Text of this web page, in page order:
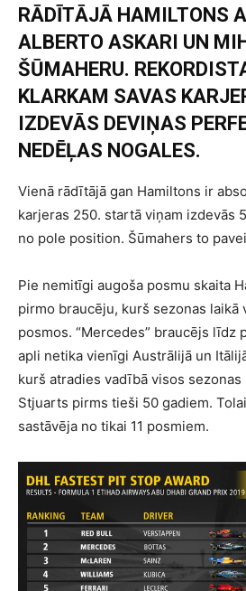
RĀDĪTĀJĀ HAMILTONS
ALBERTO ASKARI UN
ŠŪMAHERU.
KLARKAM SAVAS
IZDEVĀS DEVIŅAS
NEDĒĻAS NOGALES.
Vienā rādītājā gan Hamiltons ir
karjeras 250. startā viņam izdevās
no pole position. Šūmahers to
Pie nemitīgi augoša posmu skaita
pirmo braucēju, kurš sezonas laikā
posmos. “Mercedes” braucējs līdz
apli netika vienīgi Austrālijā un
kurš atradies vadībā visos
Stjuarts pirms tieši 50 gadiem.
sastāvēja no tikai 11 posmiem.